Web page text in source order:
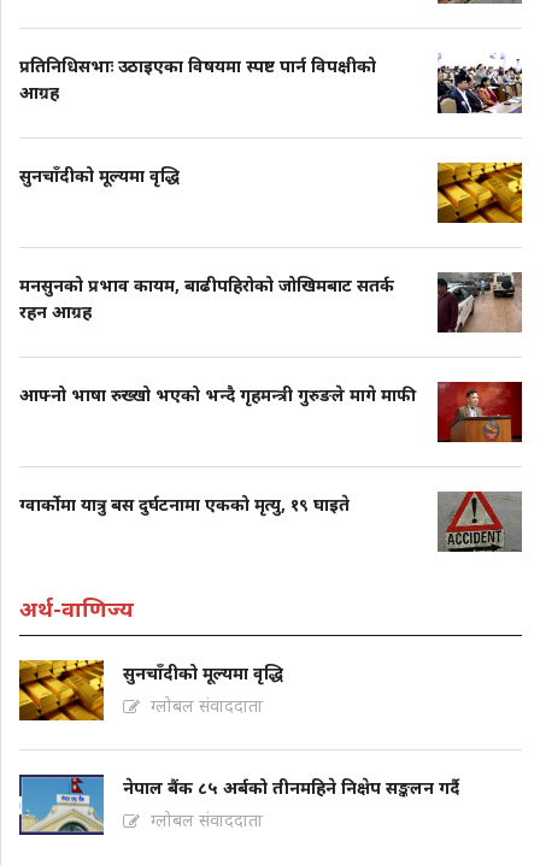
प्रतिनिधिसभाः उठाइएका विषयमा स्पष्ट पार्न विपक्षीको
आग्रह
सुनचाँदीको मूल्यमा वृद्धि
मनसुनको प्रभाव कायम, बाढीपहिरोको जोखिमबाट सतर्क
रहन आग्रह
आफ्नो भाषा रुख्खो भएको भन्दै गृहमन्त्री गुरुङले मागे माफी
ग्वार्कोमा यात्रु बस दुर्घटनामा एकको मृत्यु, १९ घाइते
अर्थ-वाणिज्य
सुनचाँदीको मूल्यमा वृद्धि
ग्लोबल संवाददाता
नेपाल बैंक ८५ अर्बको तीनमहिने निक्षेप सङ्कलन गर्दै
ग्लोबल संवाददाता